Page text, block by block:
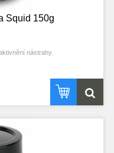
Squid 150g
nástrahy.
učiní nástrahu na několik
v dlaních – následně získá